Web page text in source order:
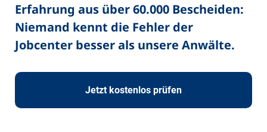
Erfahrung aus über 60.000 Bescheiden:
Niemand kennt die Fehler der
Jobcenter besser als unsere Anwälte.
Jetzt kostenlos prüfen